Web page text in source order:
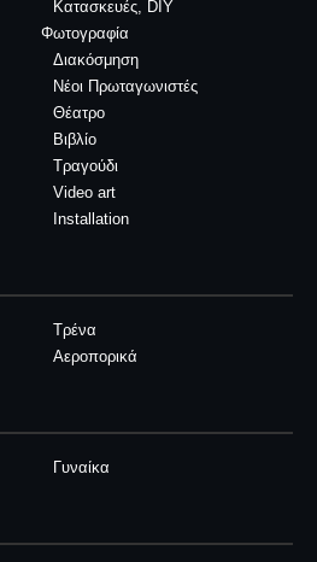
Κατασκευές, DIY
Φωτογραφία
Διακόσμηση
Νέοι Πρωταγωνιστές
Θέατρο
Βιβλίο
Τραγούδι
Video art
Installation
Τρένα
Αεροπορικά
Γυναίκα